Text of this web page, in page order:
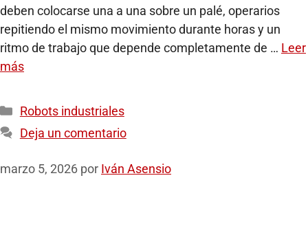
deben colocarse una a una sobre un palé, operarios
repitiendo el mismo movimiento durante horas y un
ritmo de trabajo que depende completamente de … Leer
más
Robots industriales
Deja un comentario
marzo 5, 2026 por Iván Asensio